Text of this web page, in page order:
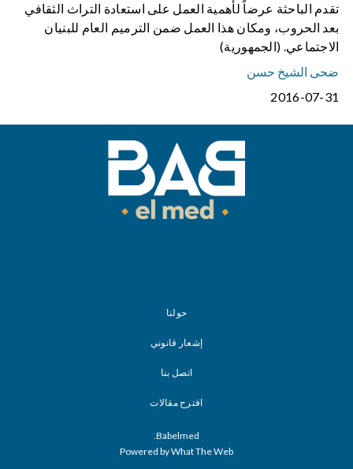
تقدم الباحثة عرضاً لأهمية العمل على استعادة التراث الثقافي
بعد الحروب، ومكان هذا العمل ضمن الترميم العام للبنيان
الاجتماعي. (الجمهورية)
ضحى الشيخ حسن
2016-07-31
حولنا
إشعار قانوني
اتصل بنا
اقترح مقالات
Babelmed.
Powered by What The Web